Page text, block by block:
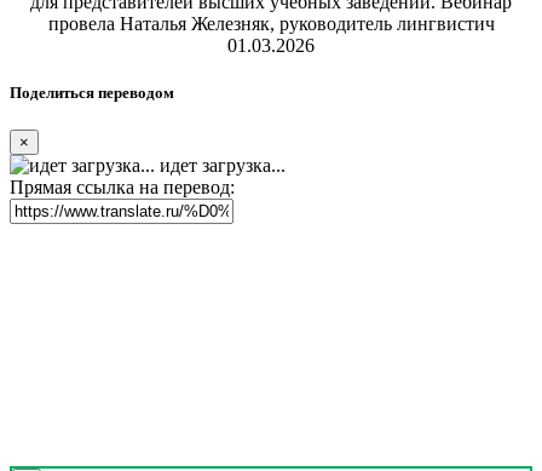
провела Наталья Железняк, руководитель лингвистич
01.03.2026
Поделиться переводом
×
идет загрузка...
Прямая ссылка на перевод: